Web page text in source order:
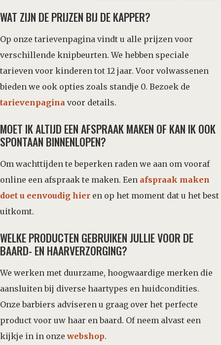
WAT ZIJN DE PRIJZEN BIJ DE KAPPER?
Op onze tarievenpagina vindt u alle prijzen voor
verschillende knipbeurten. We hebben speciale
tarieven voor kinderen tot 12 jaar. Voor volwassenen
bieden we ook opties zoals standje 0. Bezoek de
tarievenpagina voor details.
MOET IK ALTIJD EEN AFSPRAAK MAKEN OF KAN IK OOK
SPONTAAN BINNENLOPEN?
Om wachttijden te beperken raden we aan om vooraf
online een afspraak te maken. Een afspraak maken
doet u eenvoudig hier en op het moment dat u het best
uitkomt.
WELKE PRODUCTEN GEBRUIKEN JULLIE VOOR DE
BAARD- EN HAARVERZORGING?
We werken met duurzame, hoogwaardige merken die
aansluiten bij diverse haartypes en huidcondities.
Onze barbiers adviseren u graag over het perfecte
product voor uw haar en baard. Of neem alvast een
kijkje in in onzewebshop.